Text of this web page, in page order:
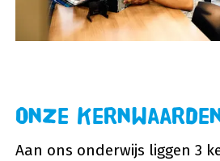
Onze
Aan ons onderwijs liggen 3